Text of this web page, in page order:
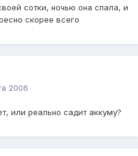
сотки, ночью она спала, и
скорее всего
2006
или реально садит аккуму?